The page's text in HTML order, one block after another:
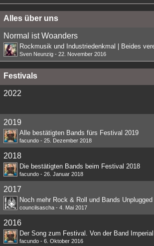
Alles über uns
Normal ist Woanders
Rockmusik und Industriedenkmal | Beides
Sven Neunzig - 22. November 2016
Festivals
2022
2019
Alle bestätigten Bands fürs Festival 2019
facundo - 25. Dezember 2018
2018
Die bestätigten Bands beim Festival 2018
facundo - 26. Januar 2018
2017
councilsascha - 4. Mai 2017
2016
Der Song zum Festival. Von der Band
facundo - 6. Oktober 2016